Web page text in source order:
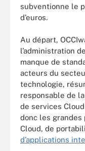
subventionne le
d’euros.
Au départ,
l’administration
manque de
acteurs du
technologie,
responsable de
de services
donc les grandes
Cloud, de
d’applications